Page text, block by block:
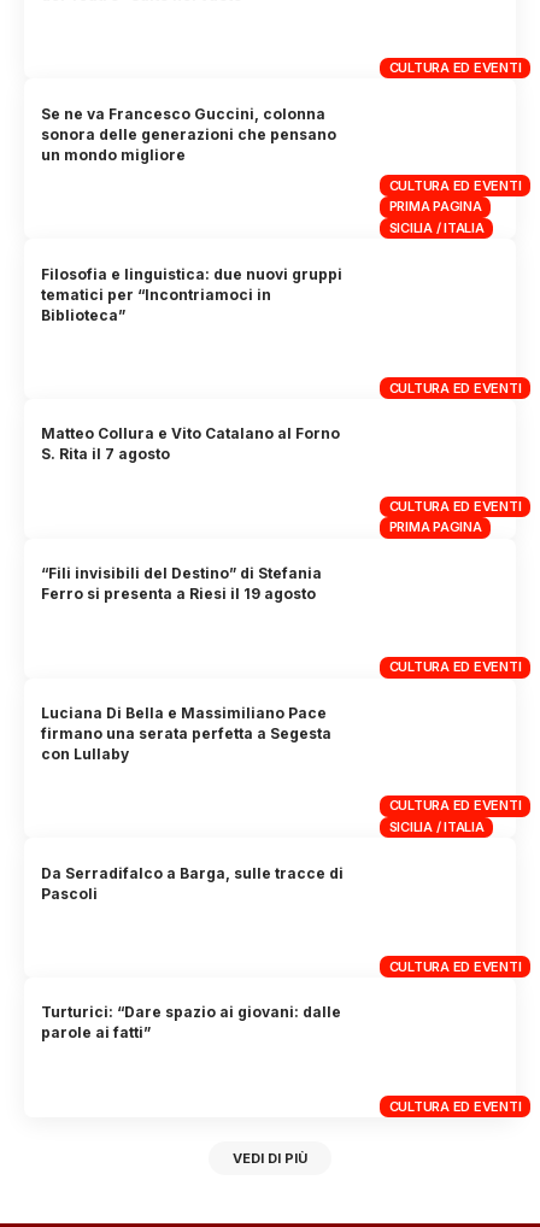
CULTURA ED EVENTI
CULTURA ED EVENTI
PRIMA PAGINA
SICILIA / ITALIA
Se ne va Francesco Guccini, colonna
sonora delle generazioni che pensano
un mondo migliore
CULTURA ED EVENTI
Filosofia e linguistica: due nuovi gruppi
tematici per “Incontriamoci in
Biblioteca”
CULTURA ED EVENTI
PRIMA PAGINA
Matteo Collura e Vito Catalano al Forno
S. Rita il 7 agosto
CULTURA ED EVENTI
“Fili invisibili del Destino” di Stefania
Ferro si presenta a Riesi il 19 agosto
CULTURA ED EVENTI
SICILIA / ITALIA
Luciana Di Bella e Massimiliano Pace
firmano una serata perfetta a Segesta
con Lullaby
CULTURA ED EVENTI
Da Serradifalco a Barga, sulle tracce di
Pascoli
CULTURA ED EVENTI
Turturici: “Dare spazio ai giovani: dalle
parole ai fatti”
VEDI DI PIÙ